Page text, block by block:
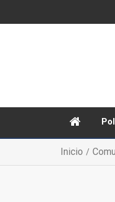
Inicio